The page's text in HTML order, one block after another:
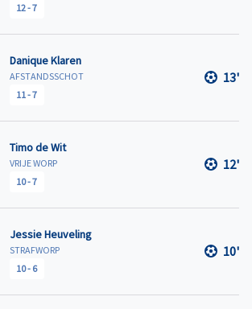
12-7
Danique Klaren
AFSTANDSSCHOT
11-7
13'
Timo de Wit
VRIJE WORP
10-7
12'
Jessie Heuveling
STRAFWORP
10- 6
10'